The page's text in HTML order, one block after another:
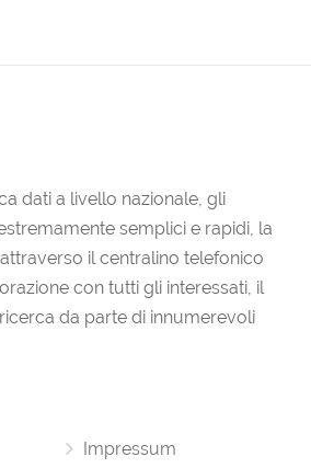
dati a livello nazionale, gli
semplici e rapidi, la
il centralino telefonico
con tutti gli interessati, il
da parte di innumerevoli
Impressum